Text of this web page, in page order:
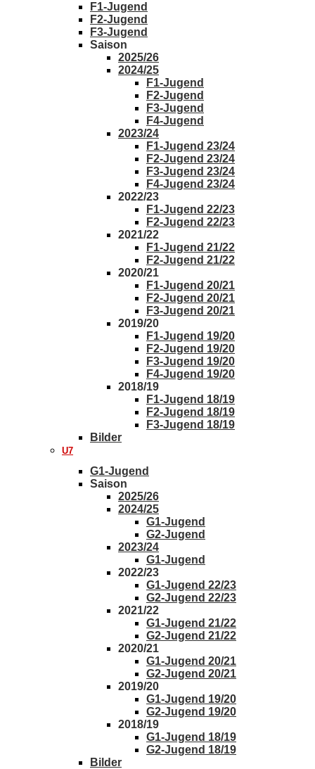
F1-Jugend
F2-Jugend
F3-Jugend
Saison
2025/26
2024/25
F1-Jugend
F2-Jugend
F3-Jugend
F4-Jugend
2023/24
F1-Jugend 23/24
F2-Jugend 23/24
F3-Jugend 23/24
F4-Jugend 23/24
2022/23
F1-Jugend 22/23
F2-Jugend 22/23
2021/22
F1-Jugend 21/22
F2-Jugend 21/22
2020/21
F1-Jugend 20/21
F2-Jugend 20/21
F3-Jugend 20/21
2019/20
F1-Jugend 19/20
F2-Jugend 19/20
F3-Jugend 19/20
F4-Jugend 19/20
2018/19
F1-Jugend 18/19
F2-Jugend 18/19
F3-Jugend 18/19
Bilder
U7
G1-Jugend
Saison
2025/26
2024/25
G1-Jugend
G2-Jugend
2023/24
G1-Jugend
2022/23
G1-Jugend 22/23
G2-Jugend 22/23
2021/22
G1-Jugend 21/22
G2-Jugend 21/22
2020/21
G1-Jugend 20/21
G2-Jugend 20/21
2019/20
G1-Jugend 19/20
G2-Jugend 19/20
2018/19
G1-Jugend 18/19
G2-Jugend 18/19
Bilder